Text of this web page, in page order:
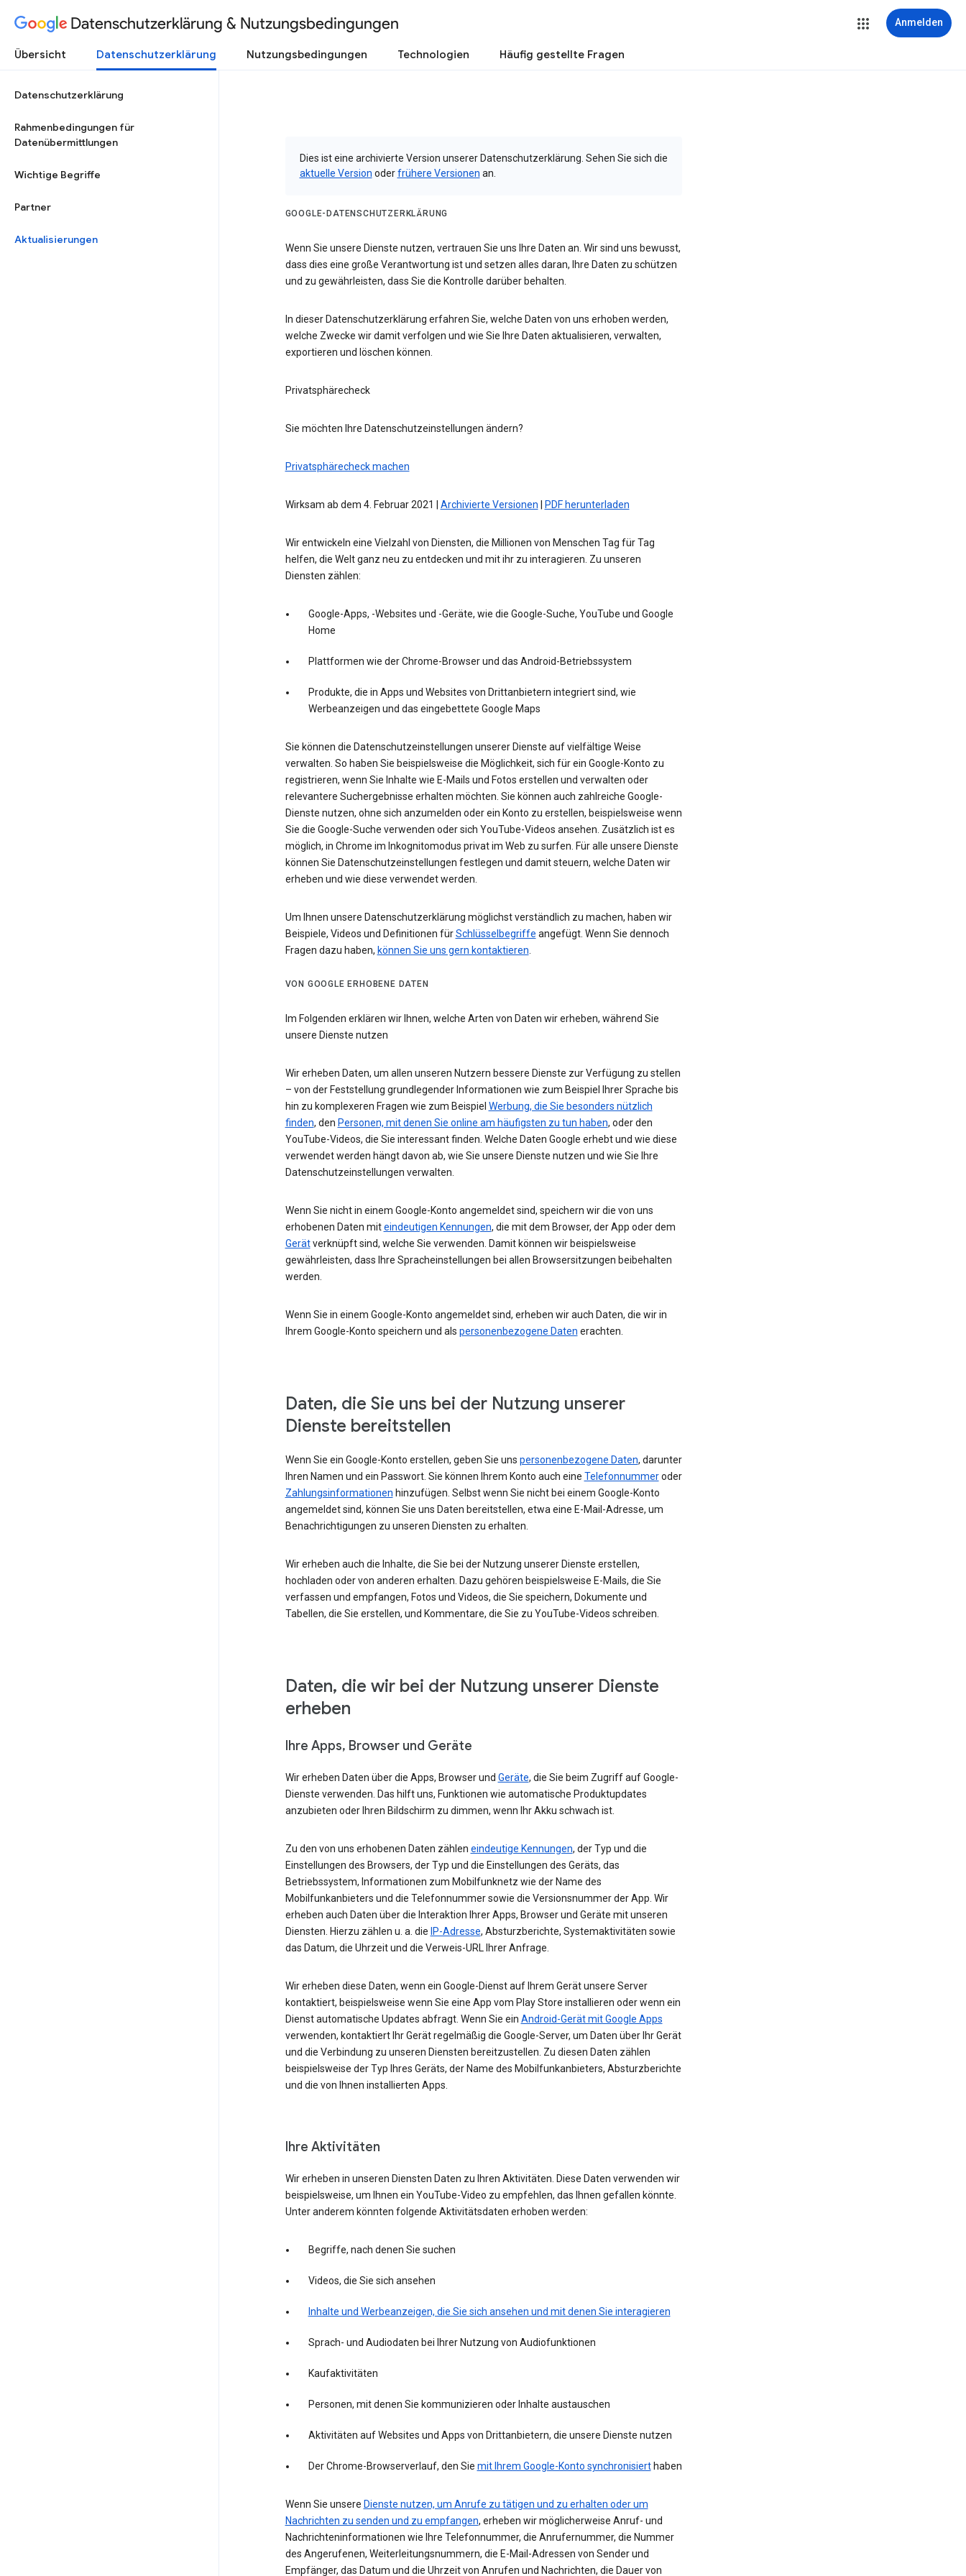
Datenschutzerklärung & Nutzungsbedingungen Anmelden
Übersicht Datenschutzerklärung Nutzungsbedingungen Technologien Häufig gestellte Fragen
Datenschutzerklärung
Rahmenbedingungen für
Datenübermittlungen
Wichtige Begriffe
Partner
Aktualisierungen
Dies ist eine archivierte Version unserer Datenschutzerklärung. Sehen Sie sich die
aktuelle Version oderfrühere Versionen an.
GOOGLE-DATENSCHUTZERKLÄRUNG
Wenn Sie unsere Dienste nutzen, vertrauen Sie uns Ihre Daten an. Wir sind uns bewusst,
dass dies eine große Verantwortung ist und setzen alles daran, Ihre Daten zu schützen
und zu gewährleisten, dass Sie die Kontrolle darüber behalten.
In dieser Datenschutzerklärung erfahren Sie, welche Daten von uns erhoben werden,
welche Zwecke wir damit verfolgen und wie Sie Ihre Daten aktualisieren, verwalten,
exportieren und löschen können.
Privatsphärecheck
Sie möchten Ihre Datenschutzeinstellungen ändern?
Privatsphärecheck machen
Wirksam ab dem 4. Februar 2021 | Archivierte Versionen PDF herunterladen
Wir entwickeln eine Vielzahl von Diensten, die Millionen von Menschen Tag für Tag
helfen, die Welt ganz neu zu entdecken und mit ihr zu interagieren. Zu unseren
Diensten zählen:
Google-Apps, -Websites und -Geräte, wie die Google-Suche, YouTube und Google
Home
Plattformen wie der Chrome-Browser und das Android-Betriebssystem
Produkte, die in Apps und Websites von Drittanbietern integriert sind, wie
Werbeanzeigen und das eingebettete Google Maps
Sie können die Datenschutzeinstellungen unserer Dienste auf vielfältige Weise
verwalten. So haben Sie beispielsweise die Möglichkeit, sich für ein Google-Konto zu
registrieren, wenn Sie Inhalte wie E-Mails und Fotos erstellen und verwalten oder
relevantere Suchergebnisse erhalten möchten. Sie können auch zahlreiche Google-
Dienste nutzen, ohne sich anzumelden oder ein Konto zu erstellen, beispielsweise wenn
Sie die Google-Suche verwenden oder sich YouTube-Videos ansehen. Zusätzlich ist es
möglich, in Chrome im Inkognitomodus privat im Web zu surfen. Für alle unsere Dienste
können Sie Datenschutzeinstellungen festlegen und damit steuern, welche Daten wir
erheben und wie diese verwendet werden.
Um Ihnen unsere Datenschutzerklärung möglichst verständlich zu machen, haben wir
Beispiele, Videos und Definitionen fürSchlüsselbegriffe angefügt. Wenn Sie dennoch
Fragen dazu haben, können Sie uns gern kontaktieren.
VON GOOGLE ERHOBENE DATEN
Im Folgenden erklären wir Ihnen, welche Arten von Daten wir erheben, während Sie
unsere Dienste nutzen
Wir erheben Daten, um allen unseren Nutzern bessere Dienste zur Verfügung zu stellen
– von der Feststellung grundlegender Informationen wie zum Beispiel Ihrer Sprache bis
hin zu komplexeren Fragen wie zum Beispiel Werbung, die Sie besonders nützlich
finden, den Personen, mit denen Sie online am häufigsten zu tun haben, oder den
YouTube-Videos, die Sie interessant finden. Welche Daten Google erhebt und wie diese
verwendet werden hängt davon ab, wie Sie unsere Dienste nutzen und wie Sie Ihre
Datenschutzeinstellungen verwalten.
Wenn Sie nicht in einem Google-Konto angemeldet sind, speichern wir die von uns
erhobenen Daten miteindeutigen Kennungen, die mit dem Browser, der App oder dem
Gerätverknüpft sind, welche Sie verwenden. Damit können wir beispielsweise
gewährleisten, dass Ihre Spracheinstellungen bei allen Browsersitzungen beibehalten
werden.
Wenn Sie in einem Google-Konto angemeldet sind, erheben wir auch Daten, die wir in
Ihrem Google-Konto speichern und als personenbezogene Daten erachten.
Daten, die Sie uns bei der Nutzung unserer
Dienste bereitstellen
Wenn Sie ein Google-Konto erstellen, geben Sie uns personenbezogene Daten, darunter
Ihren Namen und ein Passwort. Sie können Ihrem Konto auch eine Telefonnummeroder
Zahlungsinformationen hinzufügen. Selbst wenn Sie nicht bei einem Google-Konto
angemeldet sind, können Sie uns Daten bereitstellen, etwa eine E-Mail-Adresse, um
Benachrichtigungen zu unseren Diensten zu erhalten.
Wir erheben auch die Inhalte, die Sie bei der Nutzung unserer Dienste erstellen,
hochladen oder von anderen erhalten. Dazu gehören beispielsweise E-Mails, die Sie
verfassen und empfangen, Fotos und Videos, die Sie speichern, Dokumente und
Tabellen, die Sie erstellen, und Kommentare, die Sie zu YouTube-Videos schreiben.
Daten, die wir bei der Nutzung unserer Dienste
erheben
Ihre Apps, Browser und Geräte
Wir erheben Daten über die Apps, Browser und Geräte, die Sie beim Zugriff auf Google-
Dienste verwenden. Das hilft uns, Funktionen wie automatische Produktupdates
anzubieten oder Ihren Bildschirm zu dimmen, wenn Ihr Akku schwach ist.
Zu den von uns erhobenen Daten zählen eindeutige Kennungen, der Typ und die
Einstellungen des Browsers, der Typ und die Einstellungen des Geräts, das
Betriebssystem, Informationen zum Mobilfunknetz wie der Name des
Mobilfunkanbieters und die Telefonnummer sowie die Versionsnummer der App. Wir
erheben auch Daten über die Interaktion Ihrer Apps, Browser und Geräte mit unseren
Diensten. Hierzu zählen u. a. die IP-Adresse, Absturzberichte, Systemaktivitäten sowie
das Datum, die Uhrzeit und die Verweis-URL Ihrer Anfrage.
Wir erheben diese Daten, wenn ein Google-Dienst auf Ihrem Gerät unsere Server
kontaktiert, beispielsweise wenn Sie eine App vom Play Store installieren oder wenn ein
Dienst automatische Updates abfragt. Wenn Sie ein Android-Gerät mit Google Apps
verwenden, kontaktiert Ihr Gerät regelmäßig die Google-Server, um Daten über Ihr Gerät
und die Verbindung zu unseren Diensten bereitzustellen. Zu diesen Daten zählen
beispielsweise der Typ Ihres Geräts, der Name des Mobilfunkanbieters, Absturzberichte
und die von Ihnen installierten Apps.
Ihre Aktivitäten
Wir erheben in unseren Diensten Daten zu Ihren Aktivitäten. Diese Daten verwenden wir
beispielsweise, um Ihnen ein YouTube-Video zu empfehlen, das Ihnen gefallen könnte.
Unter anderem könnten folgende Aktivitätsdaten erhoben werden:
Begriffe, nach denen Sie suchen
Videos, die Sie sich ansehen
Inhalte und Werbeanzeigen, die Sie sich ansehen und mit denen Sie interagieren
Sprach- und Audiodaten bei Ihrer Nutzung von Audiofunktionen
Kaufaktivitäten
Personen, mit denen Sie kommunizieren oder Inhalte austauschen
Aktivitäten auf Websites und Apps von Drittanbietern, die unsere Dienste nutzen
Der Chrome-Browserverlauf, den Sie mit Ihrem Google-Konto synchronisierthaben
Wenn Sie unsere Dienste nutzen, um Anrufe zu tätigen und zu erhalten oder um
Nachrichten zu senden und zu empfangen, erheben wir möglicherweise Anruf- und
Nachrichteninformationen wie Ihre Telefonnummer, die Anrufernummer, die Nummer
des Angerufenen, Weiterleitungsnummern, die E-Mail-Adressen von Sender und
Empfänger, das Datum und die Uhrzeit von Anrufen und Nachrichten, die Dauer von